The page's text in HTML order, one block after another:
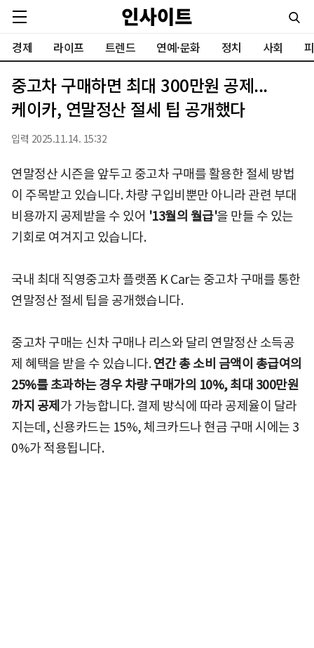
경제 라이프 트렌드 연예·문화 정치 사회
중고차 구매하면 최대 300만원 공제...
케이카, 연말정산 절세 팁 공개했다
입력 2025.11.14. 15:32
연말정산 시즌을 앞두고 중고차 구매를 활용한 절세 방법
이 주목받고 있습니다. 차량 구입비뿐만 아니라 관련 부대
비용까지 공제받을 수 있어 '13월의 월급'을 만들 수 있는
기회로 여겨지고 있습니다.
국내 최대 직영중고차 플랫폼 K Car는 중고차 구매를 통한
연말정산 절세 팁을 공개했습니다.
중고차 구매는 신차 구매나 리스와 달리 연말정산 소득공
제 혜택을 받을 수 있습니다.연간 총 소비 금액이 총급여의
25%를 초과하는 경우 차량 구매가의 10%, 최대 300만원
까지 공제 가 가능합니다. 결제 방식에 따라 공제율이 달라
지는데, 신용카드는 15%, 체크카드나 현금 구매 시에는 3
0%가 적용됩니다.